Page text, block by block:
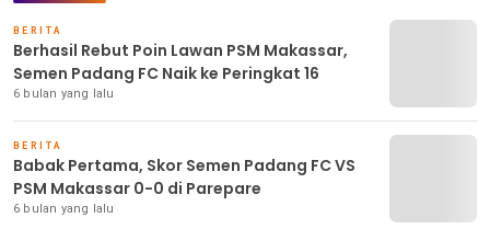
BERITA
Berhasil Rebut Poin Lawan PSM Makassar,
Semen Padang FC Naik ke Peringkat 16
6 bulan yang lalu
BERITA
Babak Pertama, Skor Semen Padang FC VS
PSM Makassar 0-0 di Parepare
6 bulan yang lalu